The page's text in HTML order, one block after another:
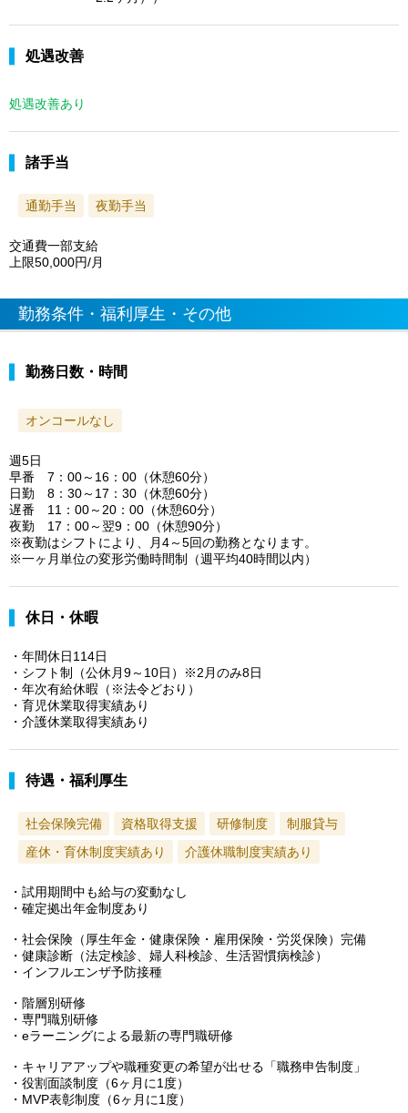
処遇改善
処遇改善あり
諸手当
通勤手当 夜勤手当
交通費一部支給
上限50,000円/月
勤務条件・福利厚生・その他
勤務日数・時間
オンコールなし
週5日
早番 7：00～16：00（休憩60分）
日勤 8：30～17：30（休憩60分）
遅番 11：00～20：00（休憩60分）
夜勤 17：00～翌9：00（休憩90分）
※夜勤はシフトにより、月4～5回の勤務となります。
※一ヶ月単位の変形労働時間制（週平均40時間以内）
休日・休暇
・年間休日114日
・シフト制（公休月9～10日）※2月のみ8日
・年次有給休暇（※法令どおり）
・育児休業取得実績あり
・介護休業取得実績あり
待遇・福利厚生
社会保険完備 資格取得支援 研修制度
制服貸与
産休・育休制度実績あり
介護休職制度実績あり
・試用期間中も給与の変動なし
・確定拠出年金制度あり
・社会保険（厚生年金・健康保険・雇用保険・労災保険）完備
・健康診断（法定検診、婦人科検診、生活習慣病検診）
・インフルエンザ予防接種
・階層別研修
・専門職別研修
・eラーニングによる最新の専門職研修
・キャリアアップや職種変更の希望が出せる「職務申告制度」
・役割面談制度（6ヶ月に1度）
・MVP表彰制度（6ヶ月に1度）